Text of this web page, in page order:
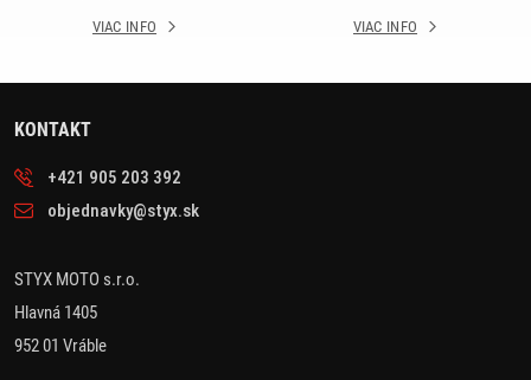
VIAC INFO VIAC INFO
KONTAKT
+421 905 203 392
objednavky@styx.sk
STYX MOTO s.r.o.
Hlavná 1405
952 01 Vráble